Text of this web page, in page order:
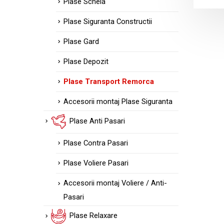
Plase Siguranta Constructii
Plase Gard
Plase Depozit
Plase Transport Remorca
Accesorii montaj Plase Siguranta
Plase Anti Pasari
Plase Contra Pasari
Plase Voliere Pasari
Accesorii montaj Voliere / Anti-
Pasari
Plase Relaxare